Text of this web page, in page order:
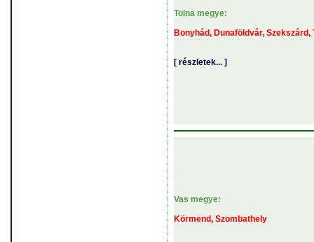
Tolna megye:
Bonyhád, Dunaföldvár, Szekszárd,
[ részletek... ]
Vas megye:
Körmend, Szombathely